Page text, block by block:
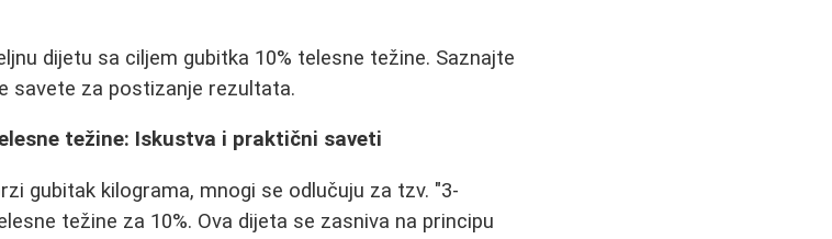
dijetu sa ciljem gubitka 10% telesne težine. Saznajte
savete za postizanje rezultata.
težine: Iskustva i praktični saveti
gubitak kilograma, mnogi se odlučuju za tzv. "3-
težine za 10%. Ova dijeta se zasniva na principu